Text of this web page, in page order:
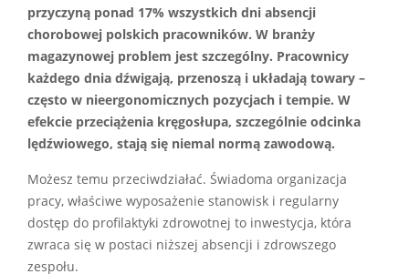
przyczyną ponad 17% wszystkich dni absencji
chorobowej polskich pracowników. W branży
magazynowej problem jest szczególny. Pracownicy
każdego dnia dźwigają, przenoszą i układają towary –
często w nieergonomicznych pozycjach i tempie. W
efekcie przeciążenia kręgosłupa, szczególnie odcinka
lędźwiowego, stają się niemal normą zawodową.
Możesz temu przeciwdziałać. Świadoma organizacja
pracy, właściwe wyposażenie stanowisk i regularny
dostęp do profilaktyki zdrowotnej to inwestycja, która
zwraca się w postaci niższej absencji i zdrowszego
zespołu.